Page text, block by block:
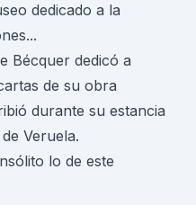
dedicado a la
Bécquer dedicó a
de su obra
durante su estancia
Veruela.
lo de este